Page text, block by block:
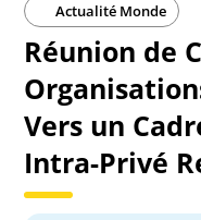
Actualité Monde
Réunion de
Vers un
Intra-Privé